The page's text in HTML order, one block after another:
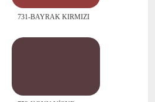
731-BAYRAK KIRMIZI